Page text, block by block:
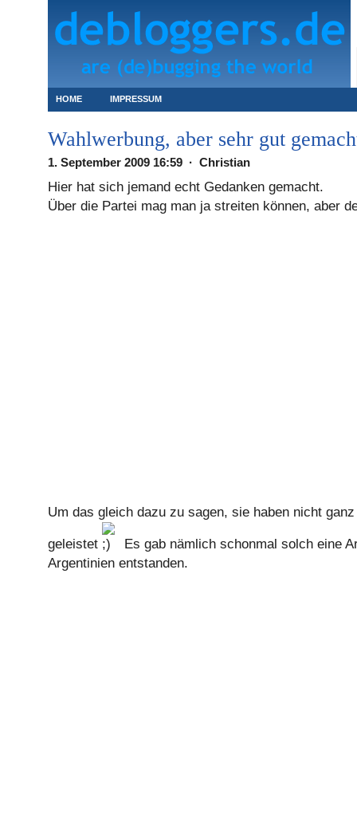
HOME IMPRESSUM
Wahlwerbung, aber sehr gut
1. September 2009 16:59 · Christian
Hier hat sich jemand echt Gedanken gemacht.
Über die Partei mag man ja streiten können, aber
Um das gleich dazu zu sagen, sie haben nicht
geleistet
Es gab nämlich schonmal solch eine
Argentinien entstanden.